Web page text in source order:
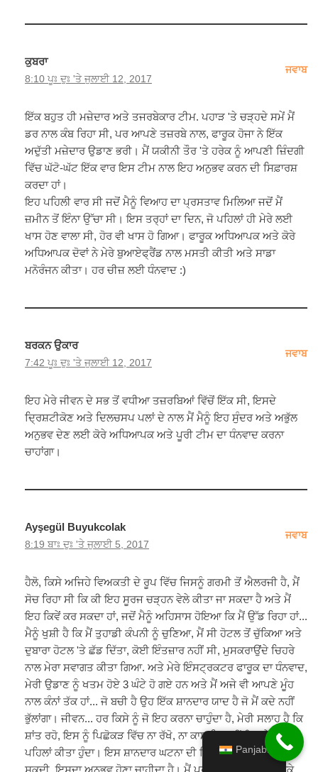
ਕੁਬਰਾ
8:10 ਪੂਃ ਦੁਃ 'ਤੇ ਜੁਲਾਈ 12, 2017
ਜਵਾਬ
ਇੱਕ ਬਹੁਤ ਹੀ ਮਜ਼ੇਦਾਰ ਅਤੇ ਤਜਰਬੇਕਾਰ ਟੀਮ. ਪਹਾੜ 'ਤੇ ਚੜ੍ਹਦੇ ਸਮੇਂ ਮੈਂ
ਡਰ ਨਾਲ ਕੰਬ ਰਿਹਾ ਸੀ, ਪਰ ਆਪਣੇ ਤਜ਼ਰਬੇ ਨਾਲ, ਫਾਰੂਕ ਹੋਜਾ ਨੇ ਇੱਕ
ਅਦੁੱਤੀ ਮਜ਼ੇਦਾਰ ਉਡਾਣ ਭਰੀ। ਮੈਂ ਯਕੀਨੀ ਤੌਰ 'ਤੇ ਹਰੇਕ ਨੂੰ ਆਪਣੀ ਜ਼ਿੰਦਗੀ
ਵਿੱਚ ਘੱਟੋ-ਘੱਟ ਇੱਕ ਵਾਰ ਇਸ ਟੀਮ ਨਾਲ ਇਹ ਅਨੁਭਵ ਕਰਨ ਦੀ ਸਿਫ਼ਾਰਸ਼
ਕਰਦਾ ਹਾਂ।
ਇਹ ਪਹਿਲੀ ਵਾਰ ਸੀ ਜਦੋਂ ਮੈਨੂੰ ਵਿਆਹ ਦਾ ਪ੍ਰਸਤਾਵ ਮਿਲਿਆ ਜਦੋਂ ਮੈਂ
ਜ਼ਮੀਨ ਤੋਂ ਇੰਨਾ ਉੱਚਾ ਸੀ। ਇਸ ਤਰ੍ਹਾਂ ਦਾ ਦਿਨ, ਜੋ ਪਹਿਲਾਂ ਹੀ ਮੇਰੇ ਲਈ
ਖਾਸ ਹੋਣ ਵਾਲਾ ਸੀ, ਹੋਰ ਵੀ ਖਾਸ ਹੋ ਗਿਆ। ਫਾਰੂਕ ਅਧਿਆਪਕ ਅਤੇ ਕੋਰੇ
ਅਧਿਆਪਕ ਦੋਵਾਂ ਨੇ ਮੇਰੇ ਬੁਆਏਫ੍ਰੈਂਡ ਨਾਲ ਮਸਤੀ ਕੀਤੀ ਅਤੇ ਸਾਡਾ
ਮਨੋਰੰਜਨ ਕੀਤਾ। ਹਰ ਚੀਜ਼ ਲਈ ਧੰਨਵਾਦ :)
ਬਰਕਨ ਉਕਾਰ
7:42 ਪੂਃ ਦੁਃ 'ਤੇ ਜੁਲਾਈ 12, 2017
ਜਵਾਬ
ਇਹ ਮੇਰੇ ਜੀਵਨ ਦੇ ਸਭ ਤੋਂ ਵਧੀਆ ਤਜ਼ਰਬਿਆਂ ਵਿੱਚੋਂ ਇੱਕ ਸੀ, ਇਸਦੇ
ਦ੍ਰਿਸ਼ਟੀਕੋਣ ਅਤੇ ਦਿਲਚਸਪ ਪਲਾਂ ਦੇ ਨਾਲ ਮੈਂ ਮੈਨੂੰ ਇਹ ਸੁੰਦਰ ਅਤੇ ਅਭੁੱਲ
ਅਨੁਭਵ ਦੇਣ ਲਈ ਕੋਰੇ ਅਧਿਆਪਕ ਅਤੇ ਪੂਰੀ ਟੀਮ ਦਾ ਧੰਨਵਾਦ ਕਰਨਾ
ਚਾਹਾਂਗਾ।
Ayşegül Buyukcolak
8:19 ਬਾਃ ਦੁਃ 'ਤੇ ਜੁਲਾਈ 5, 2017
ਜਵਾਬ
ਹੈਲੋ, ਕਿਸੇ ਅਜਿਹੇ ਵਿਅਕਤੀ ਦੇ ਰੂਪ ਵਿੱਚ ਜਿਸਨੂੰ ਗਰਮੀ ਤੋਂ ਐਲਰਜੀ ਹੈ, ਮੈਂ
ਸੋਚ ਰਿਹਾ ਸੀ ਕਿ ਕੀ ਇਹ ਸੂਰਜ ਚੜ੍ਹਨ ਵੇਲੇ ਕੀਤਾ ਜਾ ਸਕਦਾ ਹੈ ਅਤੇ ਮੈਂ
ਇਹ ਕਿਵੇਂ ਕਰ ਸਕਦਾ ਹਾਂ, ਜਦੋਂ ਮੈਨੂੰ ਅਹਿਸਾਸ ਹੋਇਆ ਕਿ ਮੈਂ ਉੱਡ ਰਿਹਾ ਹਾਂ...
ਮੈਨੂੰ ਖੁਸ਼ੀ ਹੈ ਕਿ ਮੈਂ ਤੁਹਾਡੀ ਕੰਪਨੀ ਨੂੰ ਚੁਣਿਆ, ਮੈਂ ਸੀ ਹੋਟਲ ਤੋਂ ਚੁੱਕਿਆ ਅਤੇ
ਦੁਬਾਰਾ ਹੋਟਲ 'ਤੇ ਛੱਡ ਦਿੱਤਾ, ਕੋਈ ਇੰਤਜ਼ਾਰ ਨਹੀਂ ਸੀ, ਮੁਸਕਰਾਉਂਦੇ ਚਿਹਰੇ
ਨਾਲ ਮੇਰਾ ਸਵਾਗਤ ਕੀਤਾ ਗਿਆ. ਅਤੇ ਮੇਰੇ ਇੰਸਟ੍ਰਕਟਰ ਫਾਰੂਕ ਦਾ ਧੰਨਵਾਦ,
ਮੇਰੀ ਉਡਾਣ ਨੂੰ ਖਤਮ ਹੋਏ 3 ਘੰਟੇ ਹੋ ਗਏ ਹਨ ਅਤੇ ਮੈਂ ਅਜੇ ਵੀ ਆਪਣੇ ਮੂੰਹ
ਨਾਲ ਕੰਨਾਂ ਤੱਕ ਹਾਂ... ਜੋ ਬਚੀ ਹੈ ਉਹ ਇੱਕ ਸ਼ਾਨਦਾਰ ਯਾਦ ਹੈ ਜੋ ਮੈਂ ਕਦੇ ਨਹੀਂ
ਭੁੱਲਾਂਗਾ। ਜੀਵਨ... ਹਰ ਕਿਸੇ ਨੂੰ ਜੋ ਇਹ ਕਰਨਾ ਚਾਹੁੰਦਾ ਹੈ, ਮੇਰੀ ਸਲਾਹ ਹੈ ਕਿ
ਸ਼ਾਂਤ ਰਹੋ, ਇਸ ਨੂੰ ਪਿਛੋਕੜ ਵਿੱਚ ਨਾ ਰੱਖੋ, ਨਾ ਕਾਸ਼ ਕਿ ਤੁਸੀਂ ਇਹ ਮੇਰੇ ਵਾਂਗ
ਪਹਿਲਾਂ ਕੀਤਾ ਹੁੰਦਾ। ਇਸ ਸ਼ਾਨਦਾਰ ਘਟਨਾ ਦੀ ਵਿਆਖਿਆ ਨਹੀਂ ਕੀਤੀ ਜਾ
ਸਕਦੀ, ਇਸਦਾ ਅਨੁਭਵ ਹੋਣਾ ਚਾਹੀਦਾ ਹੈ। ਮੈਂ ਪੂਰੀ ਟੀਮ ਅਤੇ ਖਾਸ ਕਰਕੇ
Panjabi